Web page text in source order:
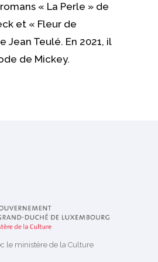
« La Perle » de
et « Fleur de
Jean Teulé. En 2021, il
de Mickey.
le ministère de la Culture